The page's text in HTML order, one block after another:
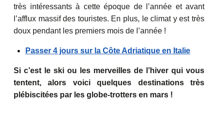
très intéressants à cette époque de l’année et avant
l’afflux massif des touristes. En plus, le climat y est très
doux pendant les premiers mois de l’année !
Passer 4 jours sur la Côte Adriatique en Italie
Si c’est le ski ou les merveilles de l’hiver qui vous
tentent, alors voici quelques destinations très
plébiscitées par les globe-trotters en mars !